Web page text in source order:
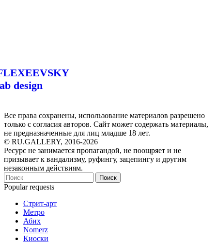
design
Все права сохранены, использование материалов разрешено
только с согласия авторов. Сайт может содержать материалы,
не предназначенные для лиц младше 18 лет.
© RU.GALLERY, 2016-2026
Ресурс не занимается пропагандой, не поощряет и не
призывает к вандализму, руфингу, зацепингу и другим
незаконным действиям.
Поиск
Popular requests
Стрит-арт
Метро
Абих
Nomerz
Киоски